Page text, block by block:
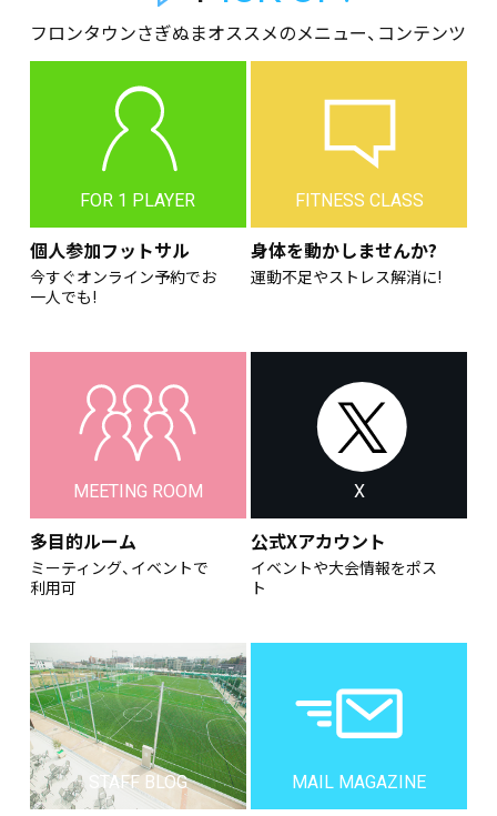
フロンタウンさぎぬまオススメのメニュー、コンテンツ
FOR 1 PLAYER
個人参加フットサル
今すぐオンライン予約でお
一人でも!
FITNESS CLASS
身体を動かしませんか?
運動不足やストレス解消に!
MEETING ROOM
多目的ルーム
ミーティング、イベントで
利用可
X
公式Xアカウント
イベントや大会情報をポス
ト
STAFF BLOG MAIL MAGAZINE